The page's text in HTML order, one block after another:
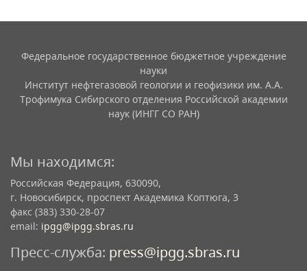
Федеральное государственное бюджетное учреждение
науки
Институт нефтегазовой геологии и геофизики им. А.А.
Трофимука Сибирского отделения Российской академии
наук (ИНГГ СО РАН)
Мы находимся:
Российская Федерация, 630090,
г. Новосибирск, проспект Академика Коптюга, 3
факс (383) 330-28-07
email: ipgg@ipgg.sbras.ru
Пресс-служба: press@ipgg.sbras.ru